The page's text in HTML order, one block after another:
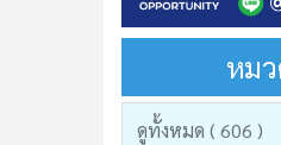
หม
ดูทั้งหมด ( 606 )